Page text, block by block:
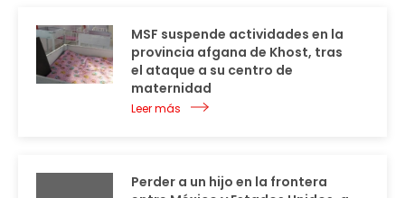
MSF suspende actividades en la
provincia afgana de Khost, tras
el ataque a su centro de
maternidad
Leer más
Perder a un hijo en la frontera